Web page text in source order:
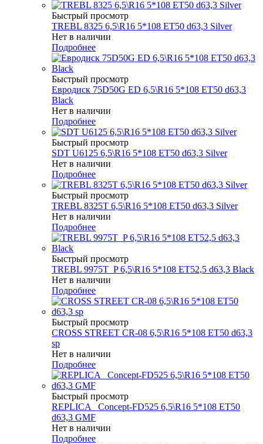
Быстрый просмотр
TREBL 8325 6,5\R16 5*108 ET50 d63,3 Silver
Нет в наличии
Подробнее
Быстрый просмотр
Евродиск 75D50G ED 6,5\R16 5*108 ET50 d63,3
Black
Нет в наличии
Подробнее
Быстрый просмотр
SDT U6125 6,5\R16 5*108 ET50 d63,3 Silver
Нет в наличии
Подробнее
Быстрый просмотр
TREBL 8325T 6,5\R16 5*108 ET50 d63,3 Silver
Нет в наличии
Подробнее
Быстрый просмотр
TREBL 9975T_P 6,5\R16 5*108 ET52,5 d63,3 Black
Нет в наличии
Подробнее
Быстрый просмотр
CROSS STREET CR-08 6,5\R16 5*108 ET50 d63,3
sp
Нет в наличии
Подробнее
Быстрый просмотр
REPLICA _Concept-FD525 6,5\R16 5*108 ET50
d63,3 GMF
Нет в наличии
Подробнее